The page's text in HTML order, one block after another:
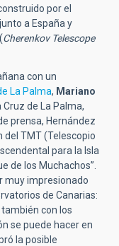
por el
a España y
(Cherenkov Telescope
con un
La Palma, Mariano
de La Palma,
prensa, Hernández
del TMT (Telescopio
para la Isla
de los Muchachos”.
muy impresionado
de Canarias:
también con los
se puede hacer en
la posible